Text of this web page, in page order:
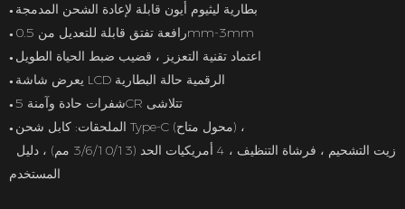
● بطارية ليثيوم أيون قابلة لإعادة الشحن المدمجة
● رافعة تفتق قابلة للتعديل من 0.5mm-3mm
● اعتماد تقنية التعزيز ، قضيب ضبط الحياة الطويل
● يعرض شاشة LCD الرقمية حالة البطارية
● شفرات حادة وآمنة 5CR تتلاشى
●
الملحقات: كابل شحن Type-C (محول متاح) ،
المستخدم